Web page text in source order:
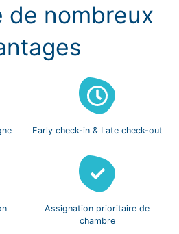
de nombreux
Early check-in & Late check-out
Assignation prioritaire de
chambre